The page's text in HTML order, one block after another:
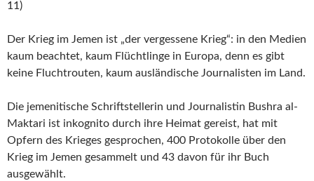
11)
Der Krieg im Jemen ist „der vergessene Krieg“: in den Medien
kaum beachtet, kaum Flüchtlinge in Europa, denn es gibt
keine Fluchtrouten, kaum ausländische Journalisten im Land.
Die jemenitische Schriftstellerin und Journalistin Bushra al-
Maktari ist inkognito durch ihre Heimat gereist, hat mit
Opfern des Krieges gesprochen, 400 Protokolle über den
Krieg im Jemen gesammelt und 43 davon für ihr Buch
ausgewählt.